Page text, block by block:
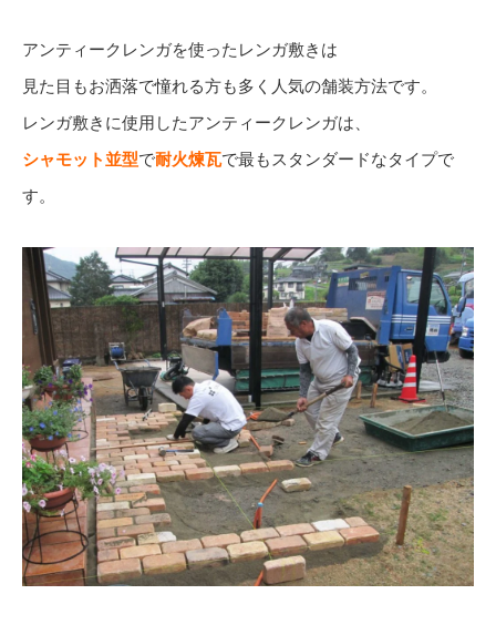
アンティークレンガを使ったレンガ敷きは
見た目もお洒落で憧れる方も多く人気の舗装方法です。
レンガ敷きに使用したアンティークレンガは、
シャモット並型で耐火煉瓦で最もスタンダードなタイプで
す。